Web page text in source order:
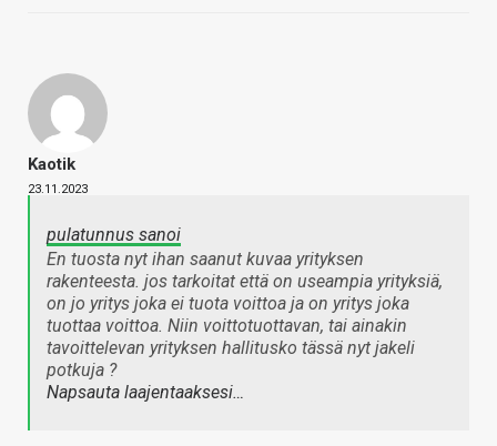
Kaotik
23.11.2023
pulatunnus sanoi
En tuosta nyt ihan saanut kuvaa yrityksen
rakenteesta. jos tarkoitat että on useampia yrityksiä,
on jo yritys joka ei tuota voittoa ja on yritys joka
tuottaa voittoa. Niin voittotuottavan, tai ainakin
tavoittelevan yrityksen hallitusko tässä nyt jakeli
potkuja ?
Napsauta laajentaaksesi…